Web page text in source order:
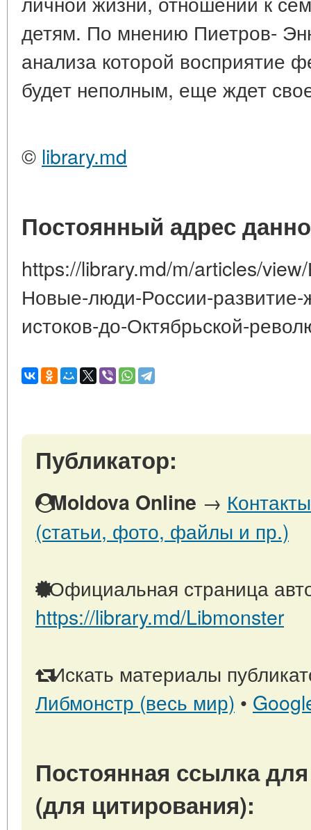
детям. По мнению Пиетров-
анализа которой восприятие
будет неполным, еще ждет
© library.md
Постоянный адрес
https://library.md/m/articles/
Новые-люди-России-развитие-
истоков-до-Октябрьской-
Публикатор:
Moldova Online →
(статьи, фото, файлы и пр.)
Официальная страница
https://library.md/Libmonster
Искать материалы
Либмонстр (весь мир) •
Постоянная ссылка
(для цитирования):